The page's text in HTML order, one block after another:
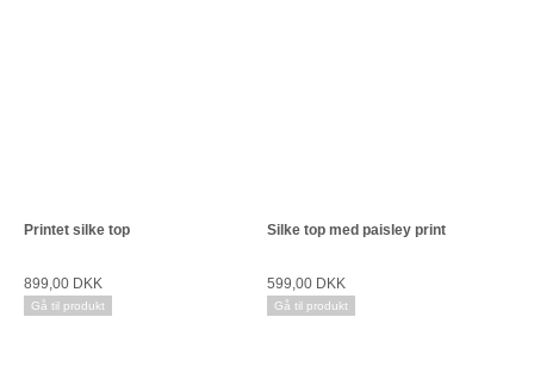
Printet silke top
899,00 DKK
Gå til produkt
Silke top med paisley print
599,00 DKK
Gå til produkt